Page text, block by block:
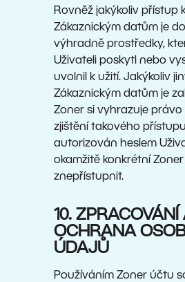
Rovněž jakýkoliv přístup
Zákaznickým datům je
výhradně prostředky,
Uživateli poskytl nebo
uvolnil k užití. Jakýkoliv
Zákaznickým datům je
Zoner si vyhrazuje právo
zjištění takového
autorizován heslem
okamžitě konkrétní
znepřístupnit.
10. ZPRACOVÁNÍ
OCHRANA
ÚDAJŮ
Používáním Zoner účtu